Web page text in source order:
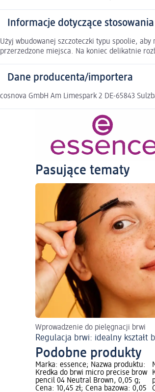
Informacje dotyczące stosowania
Użyj wbudowanej szczoteczki typu spoolie,
przerzedzone miejsca. Na koniec delikatnie
Dane producenta/importera
cosnova GmbH Am Limespark 2 DE-65843
Pasujące tematy
Wprowadzenie do pielęgnacji brwi
Regulacja brwi: idealny kształt
Podobne produkty
Marka: essence; Nazwa produktu:
Kredka do brwi micro precise brow
pencil 04 Neutral Brown, 0,05 g;
Cena: 10,45 zł; Cena bazowa: 0,05